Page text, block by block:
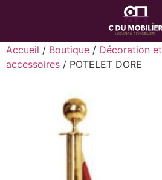
Accueil / Boutique / Décoration et
accessoires / POTELET DORE